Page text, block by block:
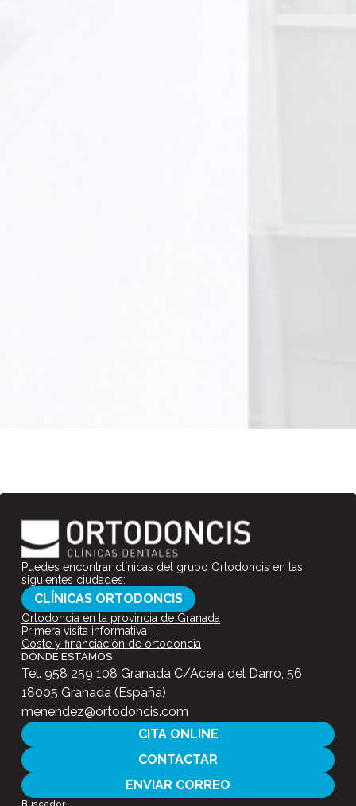
Puedes encontrar clínicas del grupo Ortodoncis en las
siguientes ciudades:
CLÍNICAS ORTODONCIS
Ortodoncia en la provincia de Granada
Primera visita informativa
Coste y financiación de ortodoncia
DÓNDE ESTAMOS
Tel. 958 259 108 Granada C/Acera del Darro, 56
18005 Granada (España)
menendez@ortodoncis.com
CITA ONLINE
CONTACTAR
ENVIAR CORREO